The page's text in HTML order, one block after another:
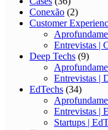
Conexão (2)
Customer
Entrevistas |
Deep Techs (9)
Entrevistas |
EdTechs (34)
Entrevistas |
Startups |